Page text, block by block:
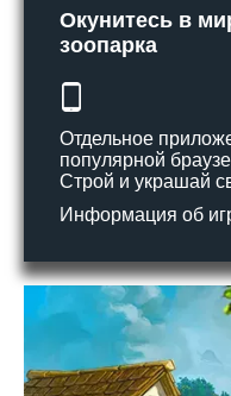
Окунитесь в
зоопарка
Отдельное
популярной
Строй и украшай
Информация об